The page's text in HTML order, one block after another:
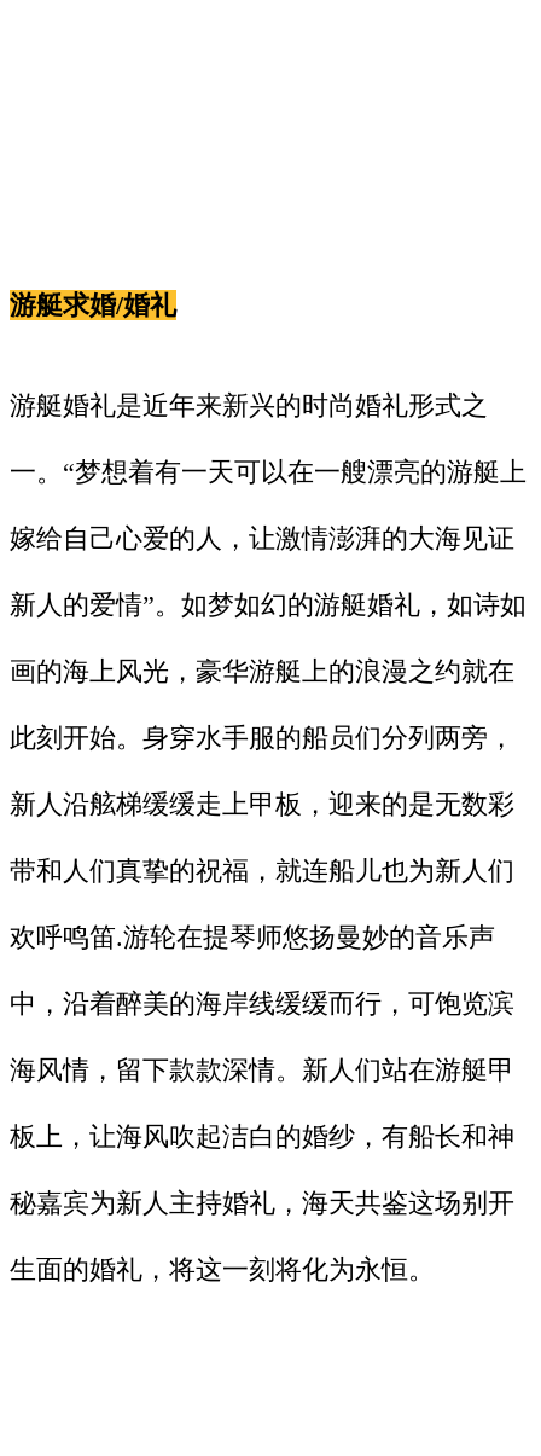
游艇求婚/婚礼
游艇婚礼是近年来新兴的时尚婚礼形式之
一。“梦想着有一天可以在一艘漂亮的游艇上
嫁给自己心爱的人，让激情澎湃的大海见证
新人的爱情”。如梦如幻的游艇婚礼，如诗如
画的海上风光，豪华游艇上的浪漫之约就在
此刻开始。身穿水手服的船员们分列两旁，
新人沿舷梯缓缓走上甲板，迎来的是无数彩
带和人们真挚的祝福，就连船儿也为新人们
欢呼鸣笛.游轮在提琴师悠扬曼妙的音乐声
中，沿着醉美的海岸线缓缓而行，可饱览滨
海风情，留下款款深情。新人们站在游艇甲
板上，让海风吹起洁白的婚纱，有船长和神
秘嘉宾为新人主持婚礼，海天共鉴这场别开
生面的婚礼，将这一刻将化为永恒。